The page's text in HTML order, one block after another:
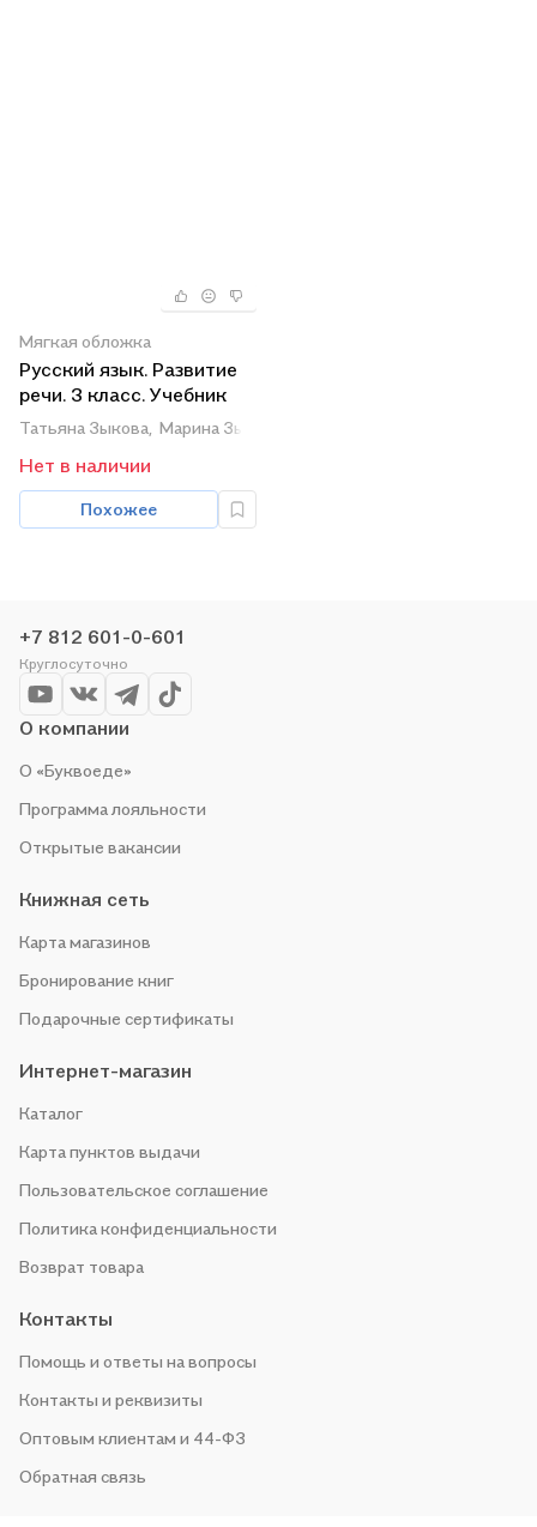
Мягкая обложка
Русский язык. Развитие
речи. 3 класс. Учебник
(для глухих
обучающихся)
Татьяна Зыкова, Марина Зыкова
Нет в наличии
Похожее
+7 812 601-0-601
Круглосуточно
О компании
О «Буквоеде»
Программа лояльности
Открытые вакансии
Книжная сеть
Карта магазинов
Бронирование книг
Подарочные сертификаты
Интернет-магазин
Каталог
Карта пунктов выдачи
Пользовательское соглашение
Политика конфиденциальности
Возврат товара
Контакты
Помощь и ответы на вопросы
Контакты и реквизиты
Оптовым клиентам и 44-ФЗ
Обратная связь